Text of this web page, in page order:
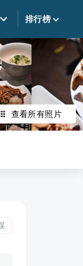
排行榜
查看所有照片